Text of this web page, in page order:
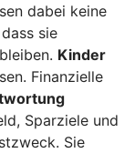
dabei keine
sie
bleiben. Kinder
Finanzielle
Sparziele und
Sie